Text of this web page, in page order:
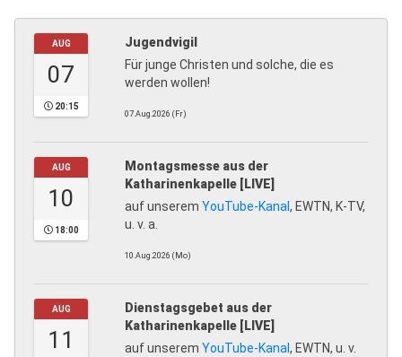
AUG
07
20:15
Jugendvigil
Für junge Christen und solche, die es
werden wollen!
07.Aug.2026 (Fr)
AUG
10
18:00
Montagsmesse aus der
Katharinenkapelle [LIVE]
auf unserem YouTube-Kanal, EWTN, K-TV,
u. v. a.
10.Aug.2026 (Mo)
AUG
11
Dienstagsgebet aus der
Katharinenkapelle [LIVE]
auf unserem YouTube-Kanal, EWTN, u. v.